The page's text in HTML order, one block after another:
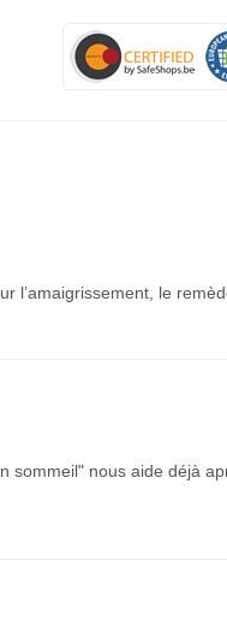
l’amaigrissement, le
sommeil" nous aide déjà